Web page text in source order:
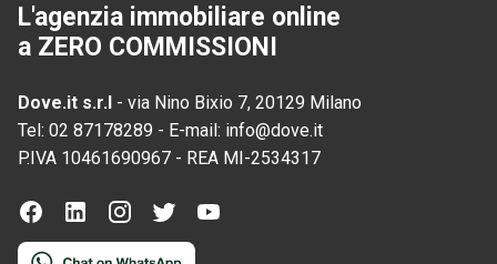
L'agenzia immobiliare online
a ZERO COMMISSIONI
Dove.it s.r.l - via Nino Bixio 7, 20129 Milano
Tel: 02 87178289 - E-mail: info@dove.it
P.IVA 10461690967 - REA MI-2534317